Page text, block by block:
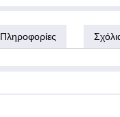
Πληροφορίες